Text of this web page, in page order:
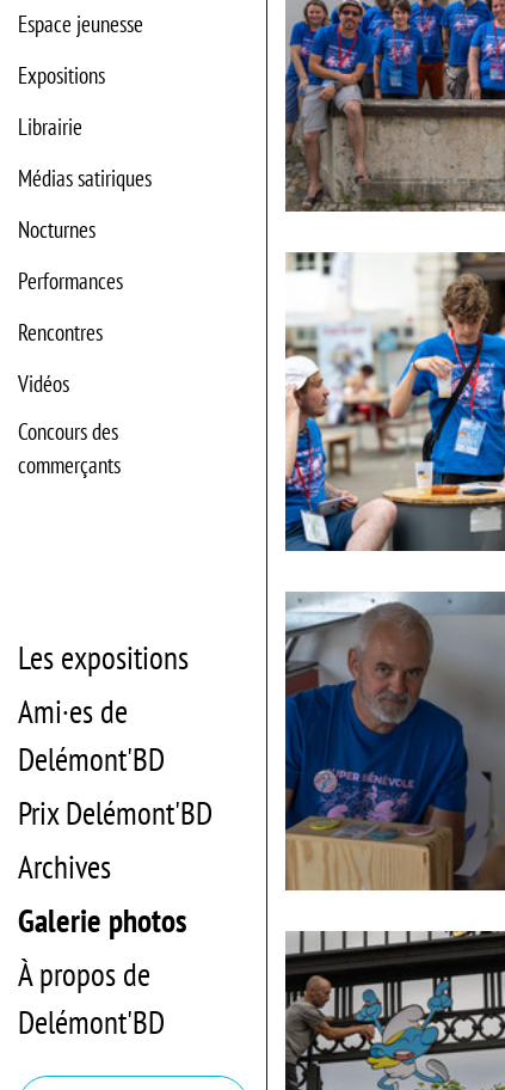
Espace jeunesse
Expositions
Librairie
Médias satiriques
Nocturnes
Performances
Rencontres
Vidéos
Concours des
commerçants
Les expositions
Ami·es de
Delémont'BD
Prix Delémont'BD
Archives
Galerie photos
À propos de
Delémont'BD